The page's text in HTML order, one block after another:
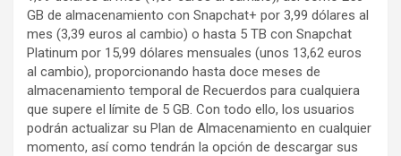
GB de almacenamiento con Snapchat+ por 3,99 dólares al
mes (3,39 euros al cambio) o hasta 5 TB con Snapchat
Platinum por 15,99 dólares mensuales (unos 13,62 euros
al cambio), proporcionando hasta doce meses de
almacenamiento temporal de Recuerdos para cualquiera
que supere el límite de 5 GB. Con todo ello, los usuarios
podrán actualizar su Plan de Almacenamiento en cualquier
momento, así como tendrán la opción de descargar sus